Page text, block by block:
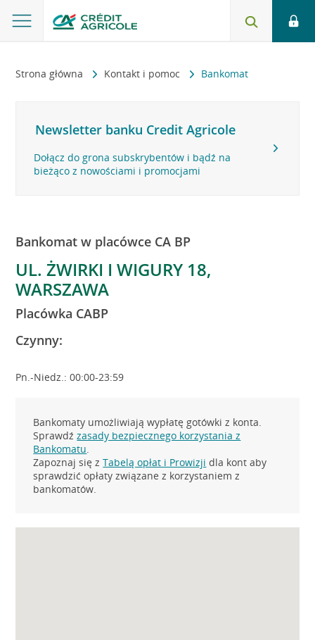
Strona główna Kontakt i pomoc Bankomat
Newsletter banku Credit Agricole
Dołącz do grona subskrybentów i bądź na
bieżąco z nowościami i promocjami
Bankomat w placówce CA BP
UL. ŻWIRKI I WIGURY 18,
WARSZAWA
Placówka CABP
Czynny:
Pn.-Niedz.: 00:00-23:59
Bankomaty umożliwiają wypłatę gotówki z konta.
Sprawdźzasady bezpiecznego korzystania z
Bankomatu.
Zapoznaj się zTabelą opłat i Prowizji dla kont aby
sprawdzić opłaty związane z korzystaniem z
bankomatów.